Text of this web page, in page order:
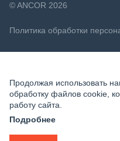
© ANCOR 2026
Политика обработки
Продолжая использовать
обработку файлов cookie,
работу сайта.
Подробнее